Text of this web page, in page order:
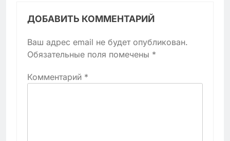
ДОБАВИТЬ КОММЕНТАРИЙ
Ваш адрес email не будет опубликован.
Обязательные поля помечены *
Комментарий *